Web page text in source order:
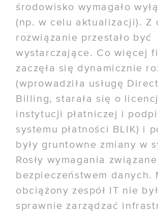
środowisko wymagało
(np. w celu aktualizacji). Z
rozwiązanie przestało być
wystarczające. Co więcej
zaczęła się dynamicznie
(wprowadziła usługę
Billing, starała się o
instytucji płatniczej i
systemu płatności BLIK) i
były gruntowne zmiany w
Rosły wymagania
bezpieczeństwem danych.
obciążony zespół IT nie
sprawnie zarządzać